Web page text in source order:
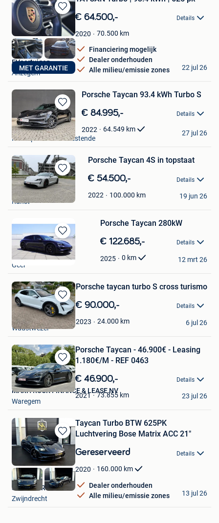
Bewaren
in
Mijn
Favorieten
MET GARANTIE
€ 64.500,- Details
2020 70.500 km
Financiering mogelijk
Dealer onderhouden
Alle milieu/emissie zones
EVoertuigen
Anzegem
22 jul 26
Bewaren
in
Mijn
Favorieten
Porsche Taycan 93.4 kWh Turbo S
€ 84.995,- Details
2022 64.549 km
lazoore-cars
Nieuwpoort+Deel Westende
27 jul 26
Bewaren
in
Mijn
Favorieten
Porsche Taycan 4S in topstaat
€ 54.500,- Details
2022 100.000 km
OBVUS
Ranst
19 jun 26
Bewaren
in
Mijn
Porsche Taycan 280kW
€ 122.685,- Details
2025 0 km
LTF nv
Geel
12 mrt 26
Bewaren
in
Mijn
Favorieten
Porsche taycan turbo S cross turismo
€ 90.000,- Details
2023 24.000 km
sven kerstens
Wuustwezel
6 jul 26
Bewaren
in
Mijn
Favorieten
Porsche Taycan - 46.900€ - Leasing
1.180€/M - REF 0463
€ 46.900,- Details
2021 73.855 km
MAXITRUCK FINANCE & LEASE NV
Waregem
23 jul 26
Bewaren
in
Mijn
Favorieten
Taycan Turbo BTW 625PK
Luchtvering Bose Matrix ACC 21"
Gereserveerd Details
2020 160.000 km
Dealer onderhouden
Alle milieu/emissie zones
SK MOTORS
Zwijndrecht
13 jul 26